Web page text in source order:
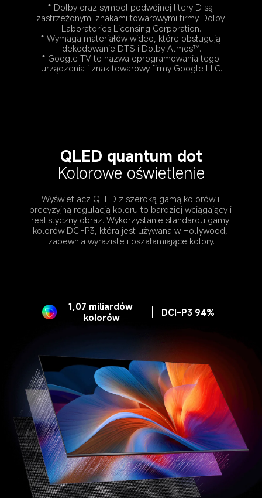
* Dolby oraz symbol podwójnej litery D są
zastrzeżonymi znakami towarowymi firmy Dolby
Laboratories Licensing Corporation.
* Wymaga materiałów wideo, które obsługują
dekodowanie DTS i Dolby Atmos™.
* Google TV to nazwa oprogramowania tego
urządzenia i znak towarowy firmy Google LLC.
QLED quantum dot
Kolorowe oświetlenie
Wyświetlacz QLED z szeroką gamą kolorów i
precyzyjną regulacją koloru to bardziej wciągający i
realistyczny obraz. Wykorzystanie standardu gamy
kolorów DCI-P3, która jest używana w Hollywood,
zapewnia wyraziste i oszałamiające kolory.
1,07 miliardów
kolorów
DCI-P3 94%